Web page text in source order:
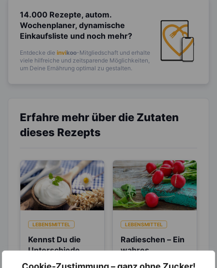
14.000 Rezepte, autom.
Wochenplaner, dynamische
Einkaufsliste und noch mehr?
Entdecke die invikoo-Mitgliedschaft und erhalte
viele hilfreiche und zeitsparende Möglichkeiten,
um Deine Ernährung optimal zu gestalten.
Erfahre mehr über die Zutaten
dieses Rezepts
LEBENSMITTEL
Kennst Du die
Unterschiede
zwischen Sahne,
Welches Milchprodukt
LEBENSMITTEL
Radieschen – Ein
wahres
Tatsächlich ist die